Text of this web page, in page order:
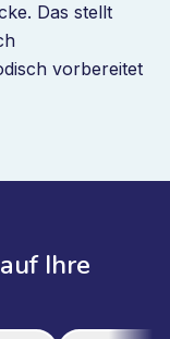
Das stellt
vorbereitet
Ihre